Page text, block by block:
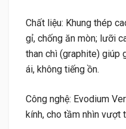
Chất liệu: Khung thép
gỉ, chống ăn mòn; lưỡi
than chì (graphite) giúp
ái, không tiếng ồn.
Công nghệ: Evodium
kính, cho tầm nhìn vượt